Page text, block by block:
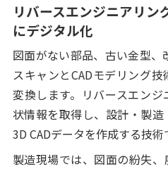
リバースエンジニアリン
にデジタル化
図面がない部品、古い金型
スキャンとCADモデリング
変換します。リバースエン
状情報を取得し、設計・製
3D CADデータを作成する技術
製造現場では、図面の紛失